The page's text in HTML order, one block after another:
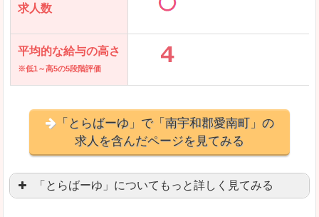
求人数
平均的な給与の高さ
※低1～高5の5段階評価
「とらばーゆ」で「南宇和郡愛南町」の
求人を含んだページを見てみる
「とらばーゆ」についてもっと詳しく見てみる